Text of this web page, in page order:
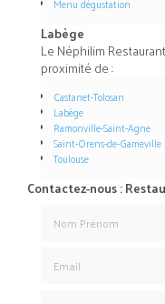
Menu dégustation
Labège
Le Néphilim
proximité de :
Castanet-Tolosan
Labège
Ramonville-Saint-Agne
Saint-Orens-de-Gameville
Toulouse
Contactez-nous :